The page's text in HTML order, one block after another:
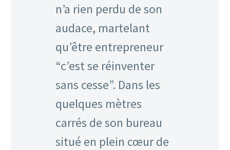
n’a rien perdu de son
audace, martelant
qu’être entrepreneur
“c’est se réinventer
sans cesse”. Dans les
quelques mètres
carrés de son bureau
situé en plein cœur de